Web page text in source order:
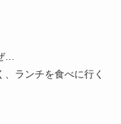
…
ランチを食べに行く